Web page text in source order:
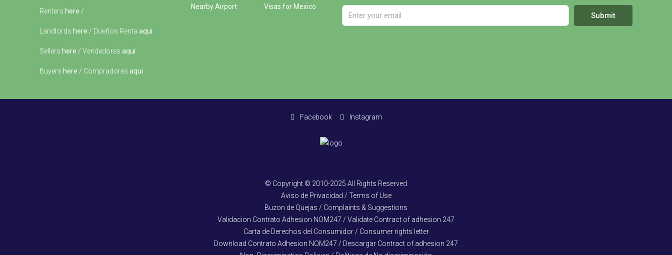
Renters here /
Landlords here / Dueños Renta aqui
Sellers here / Vendedores aqui
Buyers here / Compradores aqui
Nearby Airport
Visas for Mexico
Submit
Facebook Instagram
© Copyright © 2010-2025 All Rights Reserved
Aviso de Privacidad / Terms of Use
Buzon de Quejas / Complaints & Suggestions
Validacion Contrato Adhesion NOM247 / Validate Contract of adhesion 247
Carta de Derechos del Consumidor / Consumer rights letter
Download Contrato Adhesion NOM247 / Descargar Contract of adhesion 247